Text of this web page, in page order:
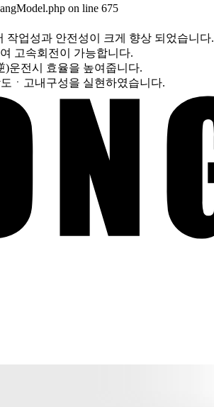
on line 675
작업성과 안전성이 크게 향상 되었습니다.
고속회전이 가능합니다.
)운전시 효율을 높여줍니다.
ㆍ고내구성을 실현하였습니다.